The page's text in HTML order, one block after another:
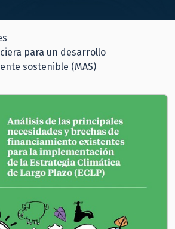
para un desarrollo
sostenible (MAS)